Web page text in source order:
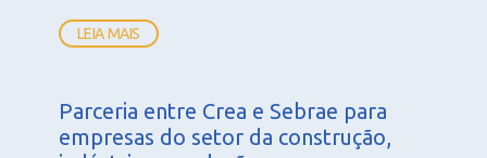
LEIA MAIS
Parceria entre Crea e Sebrae para
empresas do setor da construção,